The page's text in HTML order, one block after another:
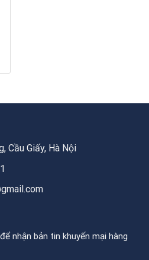
Cầu Giấy, Hà Nội
nhận bản tin khuyến mại hàng